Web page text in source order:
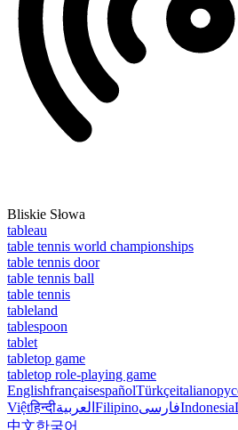
Bliskie Słowa
tableau
table tennis world championships
table tennis door
table tennis ball
table tennis
tableland
tablespoon
tablet
tabletop game
tabletop role-playing game
EnglishfrançaisespañolTürkçeitaliano
Việtहिन्दीالعربية FilipinoفارسیIndonesia
中文한국어